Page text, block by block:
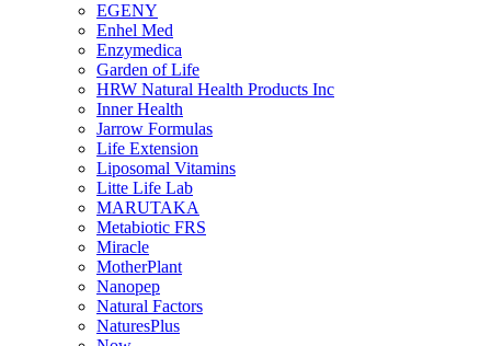
EGENY
Enhel Med
Enzymedica
Garden of Life
HRW Natural Health Products Inc
Inner Health
Jarrow Formulas
Life Extension
Liposomal Vitamins
Litte Life Lab
MARUTAKA
Metabiotic FRS
Miracle
MotherPlant
Nanopep
Natural Factors
NaturesPlus